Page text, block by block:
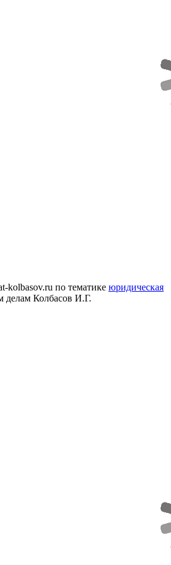
kolbasov.ru по тематике юридическая
делам Колбасов И.Г.